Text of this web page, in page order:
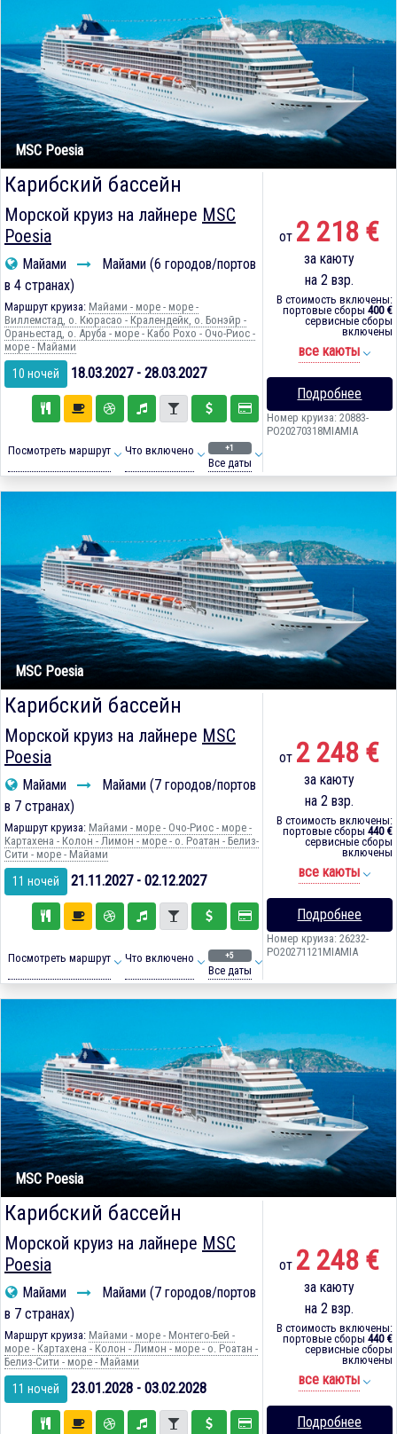
MSC Poesia
Карибский бассейн
Морской круиз на лайнере MSC
Poesia
Майами
Майами (6 городов/портов
в 4 странах)
Маршрут круиза: Майами - море - море -
Виллемстад, о. Кюрасао - Кралендейк, о. Бонэйр -
Ораньестад, о. Аруба - море - Кабо Рохо - Очо-Риос -
море - Майами
10 ночей 18.03.2027 - 28.03.2027
Посмотреть маршрут Что включено +1
Все даты
от 2 218 €
за каюту
на 2 взр.
В стоимость включены:
портовые сборы 400 €
сервисные сборы
включены
все каюты
Подробнее
Номер круиза: 20883-
PO20270318MIAMIA
MSC Poesia
Карибский бассейн
Морской круиз на лайнере MSC
Poesia
Майами
Майами (7 городов/портов
в 7 странах)
Маршрут круиза: Майами - море - Очо-Риос - море -
Картахена - Колон - Лимон - море - о. Роатан - Белиз-
Сити - море - Майами
11 ночей 21.11.2027 - 02.12.2027
Посмотреть маршрут Что включено +5
Все даты
от 2 248 €
за каюту
на 2 взр.
В стоимость включены:
портовые сборы 440 €
сервисные сборы
включены
все каюты
Подробнее
Номер круиза: 26232-
PO20271121MIAMIA
MSC Poesia
Карибский бассейн
Морской круиз на лайнере MSC
Poesia
Майами
Майами (7 городов/портов
в 7 странах)
Маршрут круиза: Майами - море - Монтего-Бей -
море - Картахена - Колон - Лимон - море - о. Роатан -
Белиз-Сити - море - Майами
11 ночей 23.01.2028 - 03.02.2028
от 2 248 €
за каюту
на 2 взр.
В стоимость включены:
портовые сборы 440 €
сервисные сборы
включены
все каюты
Подробнее